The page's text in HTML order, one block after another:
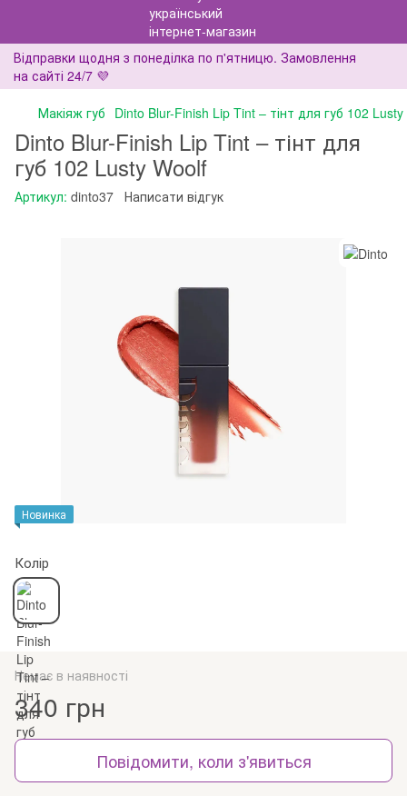
Відправки щодня з понеділка по п'ятницю. Замовлення
на сайті 24/7 💜
Макіяж губ Dinto Blur-Finish Lip Tint – тінт для губ 102
Dinto Blur-Finish Lip Tint – тінт для
губ 102 Lusty Woolf
Артикул: dinto37 Написати відгук
Новинка
Колір
Немає в наявності
340 грн
Повідомити, коли з'явиться